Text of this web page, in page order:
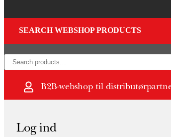
SEARCH WEBSHOP PRODUCTS
×
B2B-webshop til
Log ind